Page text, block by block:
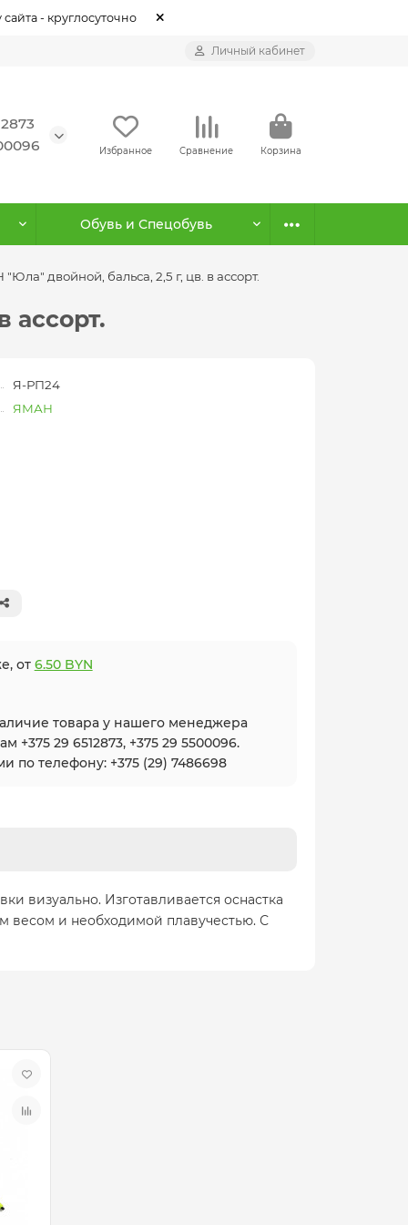
- круглосуточно
Личный кабинет
Избранное Сравнение Корзина
Обувь и Спецобувь
двойной, бальса, 2,5 г, цв. в ассорт.
ассорт.
Я-РП24
ЯМАН
от 6.50 BYN
товара у нашего менеджера
29 6512873, +375 29 5500096.
по телефону: +375 (29) 7486698
визуально. Изготавливается оснастка
весом и необходимой плавучестью. С